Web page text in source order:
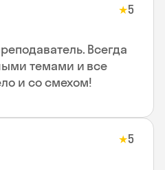
★5
Всегда
темами и все
и со смехом!
★5